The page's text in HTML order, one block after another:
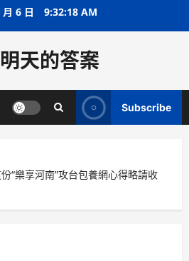
6 日 9:32:18 AM
天的答案
Subscribe
“樂享河南”攻台包養網心得略請收